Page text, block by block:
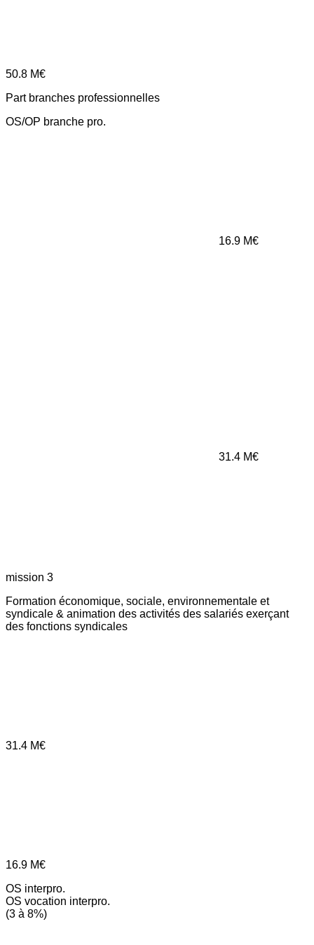
50.8 M€
Part branches professionnelles
OS/OP branche pro.
16.9 M€
31.4 M€
mission 3
Formation économique, sociale, environnementale et
syndicale & animation des activités des salariés exerçant
des fonctions syndicales
31.4 M€
16.9 M€
OS interpro.
OS vocation interpro.
(3 à 8%)